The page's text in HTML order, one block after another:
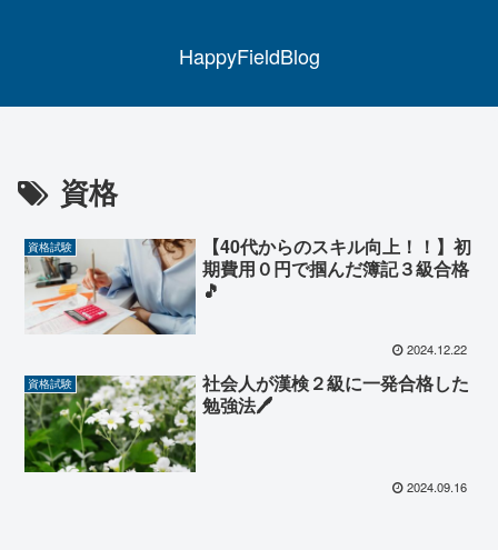
HappyFieldBlog
資格
資格試験
【40代からのスキル向上！！】初
期費用０円で掴んだ簿記３級合格
🎵
2024.12.22
資格試験
社会人が漢検２級に一発合格した
勉強法🖊
2024.09.16